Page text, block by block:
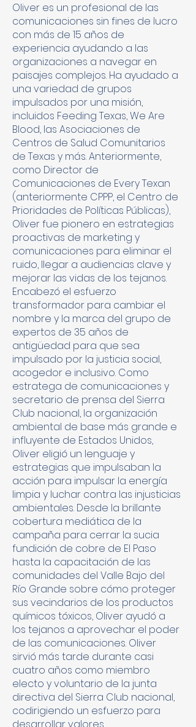
Oliver es un profesional de las
comunicaciones sin fines de lucro
con más de 15 años de
experiencia ayudando a las
organizaciones a navegar en
paisajes complejos. Ha ayudado a
una variedad de grupos
impulsados por una misión,
incluidos Feeding Texas, We Are
Blood, las Asociaciones de
Centros de Salud Comunitarios
de Texas y más. Anteriormente,
como Director de
Comunicaciones de Every Texan
(anteriormente CPPP, el Centro de
Prioridades de Políticas Públicas),
Oliver fue pionero en estrategias
proactivas de marketing y
comunicaciones para eliminar el
ruido, llegar a audiencias clave y
mejorar las vidas de los tejanos.
Encabezó el esfuerzo
transformador para cambiar el
nombre y la marca del grupo de
expertos de 35 años de
antigüedad para que sea
impulsado por la justicia social,
acogedor e inclusivo. Como
estratega de comunicaciones y
secretario de prensa del Sierra
Club nacional, la organización
ambiental de base más grande e
influyente de Estados Unidos,
Oliver eligió un lenguaje y
estrategias que impulsaban la
acción para impulsar la energía
limpia y luchar contra las injusticias
ambientales. Desde la brillante
cobertura mediática de la
campaña para cerrar la sucia
fundición de cobre de El Paso
hasta la capacitación de las
comunidades del Valle Bajo del
Río Grande sobre cómo proteger
sus vecindarios de los productos
químicos tóxicos, Oliver ayudó a
los tejanos a aprovechar el poder
de las comunicaciones. Oliver
sirvió más tarde durante casi
cuatro años como miembro
electo y voluntario de la junta
directiva del Sierra Club nacional,
codirigiendo un esfuerzo para